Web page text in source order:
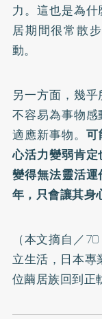
力。這也是為
居期間很常散
動。
另一方面，幾
不容易為事物
適應新事物。 可
心活力變弱肯定
變得無法靈活
年，只會讓其身
（本文摘自／
立生活，日本專
位繭居族回到正